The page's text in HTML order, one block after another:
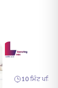
10 ਮਿੰਟ